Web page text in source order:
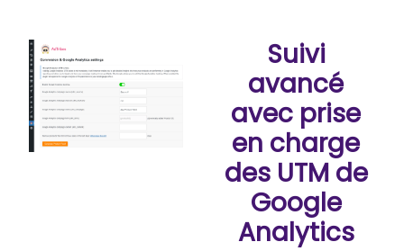
Suivi
avancé
avec prise
en charge
des UTM de
Google
Analytics